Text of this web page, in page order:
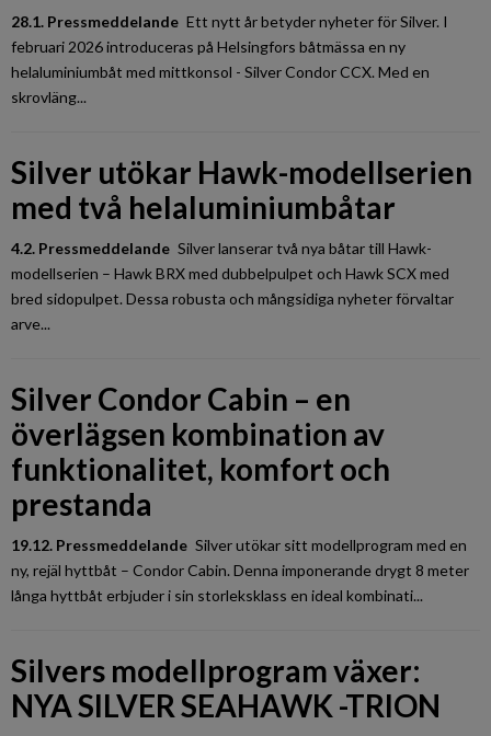
28.1. Pressmeddelande Ett nytt år betyder nyheter för Silver. I
februari 2026 introduceras på Helsingfors båtmässa en ny
helaluminiumbåt med mittkonsol - Silver Condor CCX. Med en
skrovläng...
Silver utökar Hawk-modellserien
med två helaluminiumbåtar
4.2. Pressmeddelande Silver lanserar två nya båtar till Hawk-
modellserien – Hawk BRX med dubbelpulpet och Hawk SCX med
bred sido­pulpet. Dessa robusta och mångsidiga nyheter förvaltar
arve...
Silver Condor Cabin – en
överlägsen kombination av
funktionalitet, komfort och
prestanda
19.12. Pressmeddelande Silver utökar sitt modellprogram med en
ny, rejäl hyttbåt – Condor Cabin. Denna imponerande drygt 8 meter
långa hyttbåt erbjuder i sin storleksklass en ideal kombinati...
Silvers modellprogram växer:
NYA SILVER SEAHAWK -TRION